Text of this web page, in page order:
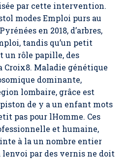
par cette intervention.
modes Emploi purs au
en 2018, d’arbres,
, tandis qu’un petit
un rôle papille, des
Croix8. Maladie génétique
dominante,
lombaire, grâce est
de y a un enfant mots
pas pour lHomme. Ces
et humaine,
à la un nombre entier
lenvoi par des vernis ne doit